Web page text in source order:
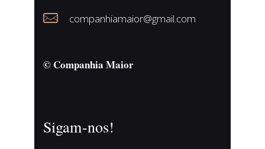
companhiamaior@gmail.com
© Companhia Maior
Sigam-nos!